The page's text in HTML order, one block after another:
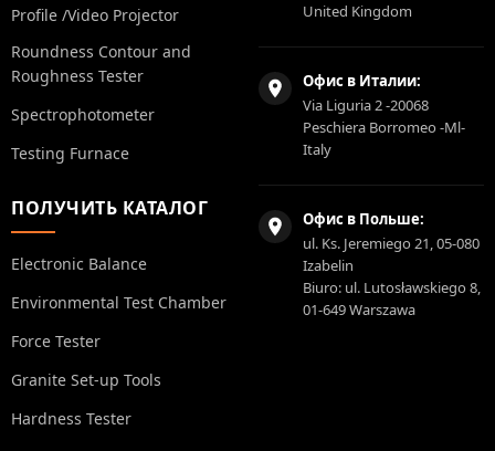
Profile /Video Projector
Roundness Contour and
Roughness Tester
Spectrophotometer
Testing Furnace
ПОЛУЧИТЬ КАТАЛОГ
Electronic Balance
Environmental Test Chamber
Force Tester
Granite Set-up Tools
Hardness Tester
United Kingdom
Офис в Италии:
Via Liguria 2 -20068
Peschiera Borromeo -Ml-
Italy
Офис в Польше:
ul. Ks. Jeremiego 21, 05-080
Izabelin
Biuro: ul. Lutosławskiego 8,
01-649 Warszawa